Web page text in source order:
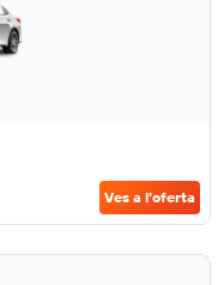
Ves a l'oferta